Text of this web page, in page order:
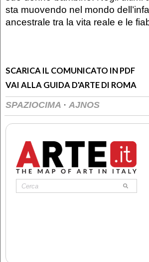
sta muovendo nel mondo
ancestrale tra la vita reale e le
SCARICA IL COMUNICATO IN PDF
VAI ALLA GUIDA D'ARTE DI ROMA
SPAZIOCIMA · AJNOS